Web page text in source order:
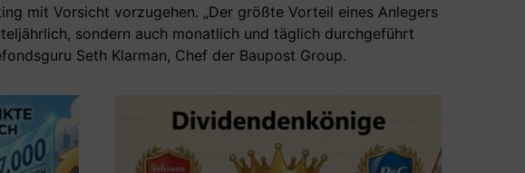
mit Vorsicht vorzugehen. „Der größte Vorteil eines Anlegers
sondern auch monatlich und täglich durchgeführt
Seth Klarman, Chef der Baupost Group.